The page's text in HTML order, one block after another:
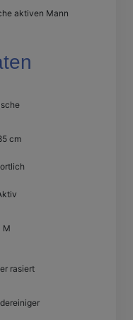
aktiven Mann
cm
M
rasiert